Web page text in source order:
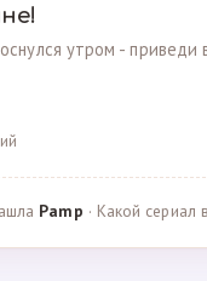
утром - приведи
Pamp · Какой сериал вас